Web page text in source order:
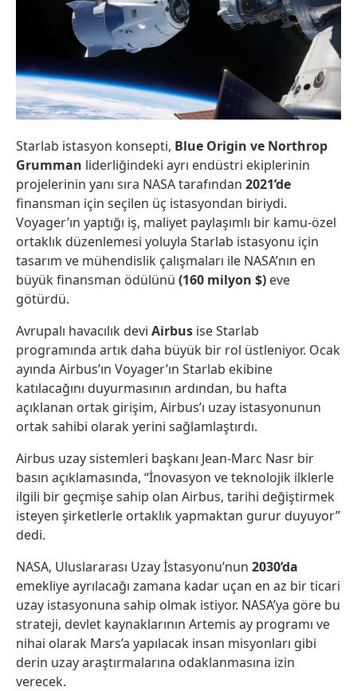
Starlab istasyon konsepti, Blue Origin ve Northrop
Grumman liderliğindeki ayrı endüstri ekiplerinin
projelerinin yanı sıra NASA tarafından 2021’de
finansman için seçilen üç istasyondan biriydi.
Voyager’ın yaptığı iş, maliyet paylaşımlı bir kamu-özel
ortaklık düzenlemesi yoluyla Starlab istasyonu için
tasarım ve mühendislik çalışmaları ile NASA’nın en
büyük finansman ödülünü (160 milyon $) eve
götürdü.
Avrupalı havacılık devi Airbus ise Starlab
programında artık daha büyük bir rol üstleniyor. Ocak
ayında Airbus’ın Voyager’ın Starlab ekibine
katılacağını duyurmasının ardından, bu hafta
açıklanan ortak girişim, Airbus’ı uzay istasyonunun
ortak sahibi olarak yerini sağlamlaştırdı.
Airbus uzay sistemleri başkanı Jean-Marc Nasr bir
basın açıklamasında, “İnovasyon ve teknolojik ilklerle
ilgili bir geçmişe sahip olan Airbus, tarihi değiştirmek
isteyen şirketlerle ortaklık yapmaktan gurur duyuyor”
dedi.
NASA, Uluslararası Uzay İstasyonu’nun 2030’da
emekliye ayrılacağı zamana kadar uçan en az bir ticari
uzay istasyonuna sahip olmak istiyor. NASA’ya göre bu
strateji, devlet kaynaklarının Artemis ay programı ve
nihai olarak Mars’a yapılacak insan misyonları gibi
derin uzay araştırmalarına odaklanmasına izin
verecek.